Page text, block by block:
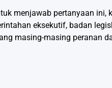
menjawab pertanyaan ini,
eksekutif, badan
masing-masing peranan